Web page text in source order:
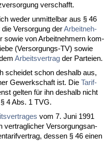
ver­schafft.
we­der un­mit­tel­bar aus § 46
die Ver­sor­gung derAr­beit­neh­
so­wie von Ar­beit­neh­mern kom­
(Ver­sor­gungs-TV) so­wie
Ar­beits­ver­trag der Par­tei­en.
schei­det schon des­halb aus,
Ge­werk­schaft ist. Die Ta­rif­
gel­ten für ihn des­halb nicht
4 Abs. 1 TVG.
vom 7. Ju­ni 1991
ver­trag­li­cher Ver­sor­gungs­an­
des­sen § 46 ei­nen